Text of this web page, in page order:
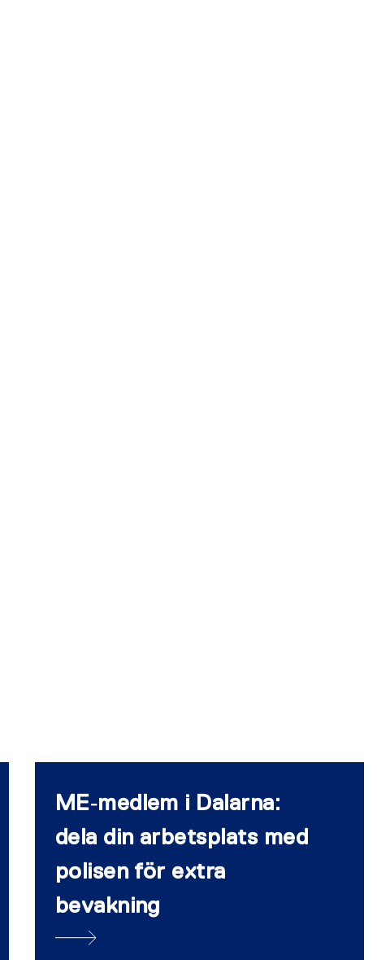
ME‑medlem i Dalarna:
dela din arbetsplats med
polisen för extra
bevakning